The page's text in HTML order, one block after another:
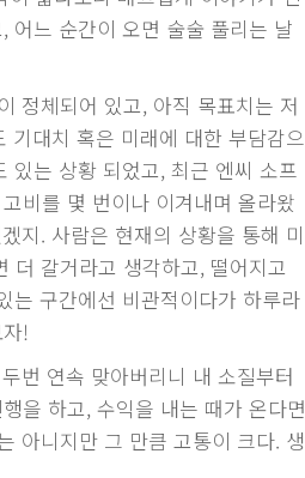
어느 순간이 오면 술술 풀리는 날
정체되어 있고, 아직 목표치는 저
기대치 혹은 미래에 대한 부담감으
있는 상황 되었고, 최근 엔씨 소프
비를 몇 번이나 이겨내며 올라왔
지. 사람은 현재의 상황을 통해 미
더 갈거라고 생각하고, 떨어지고
는 구간에선 비관적이다가 하루라
!
번 연속 맞아버리니 내 소질부터
을 하고, 수익을 내는 때가 온다면
아니지만 그 만큼 고통이 크다. 생